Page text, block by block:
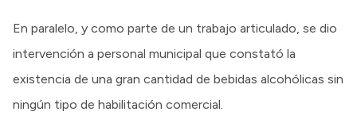
En paralelo, y como parte de un trabajo articulado, se dio
intervención a personal municipal que constató la
existencia de una gran cantidad de bebidas alcohólicas sin
ningún tipo de habilitación comercial.